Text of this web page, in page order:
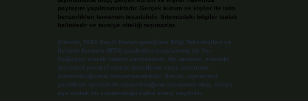
paylaşım yapılmamaktadır. Gerçek kurum ve kişiler ile isim
benzerlikleri tamamen tesadüfidir. Sitemizdeki bilgiler taslak
halindedir ve tavsiye niteliği taşımazlar.
Sitemiz, 5651 Sayılı Kanun gereğince Bilgi Teknolojileri ve
İletişim Kurumu (BTK) tarafından onaylanmış bir Yer
Sağlayıcı olarak hizmet vermektedir. Bu nedenle, sitedeki
içerikleri proaktif olarak denetleme veya araştırma
yükümlülüğümüz bulunmamaktadır. Ancak, üyelerimiz
yazdıkları içeriklerin sorumluluğunu taşımakta olup, siteye
üye olarak bu sorumluluğu kabul etmiş sayılırlar.